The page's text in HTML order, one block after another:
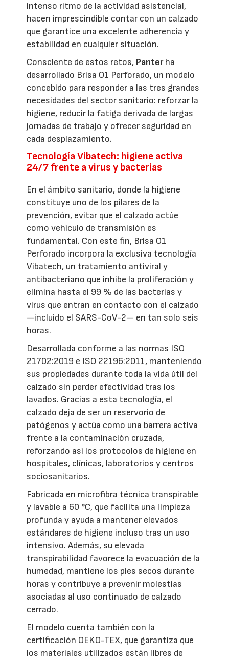
intenso ritmo de la actividad asistencial,
hacen imprescindible contar con un calzado
que garantice una excelente adherencia y
estabilidad en cualquier situación.
Consciente de estos retos, Panterha
desarrollado Brisa O1 Perforado, un modelo
concebido para responder a las tres grandes
necesidades del sector sanitario: reforzar la
higiene, reducir la fatiga derivada de largas
jornadas de trabajo y ofrecer seguridad en
cada desplazamiento.
Tecnología Vibatech: higiene activa
24/7 frente a virus y bacterias
En el ámbito sanitario, donde la higiene
constituye uno de los pilares de la
prevención, evitar que el calzado actúe
como vehículo de transmisión es
fundamental. Con este fin, Brisa O1
Perforado incorpora la exclusiva tecnología
Vibatech, un tratamiento antiviral y
antibacteriano que inhibe la proliferación y
elimina hasta el 99 % de las bacterias y
virus que entran en contacto con el calzado
—incluido el SARS-CoV-2— en tan solo seis
horas.
Desarrollada conforme a las normas ISO
21702:2019 e ISO 22196:2011, manteniendo
sus propiedades durante toda la vida útil del
calzado sin perder efectividad tras los
lavados. Gracias a esta tecnología, el
calzado deja de ser un reservorio de
patógenos y actúa como una barrera activa
frente a la contaminación cruzada,
reforzando así los protocolos de higiene en
hospitales, clínicas, laboratorios y centros
sociosanitarios.
Fabricada en microfibra técnica transpirable
y lavable a 60 °C, que facilita una limpieza
profunda y ayuda a mantener elevados
estándares de higiene incluso tras un uso
intensivo. Además, su elevada
transpirabilidad favorece la evacuación de la
humedad, mantiene los pies secos durante
horas y contribuye a prevenir molestias
asociadas al uso continuado de calzado
cerrado.
El modelo cuenta también con la
certificación OEKO-TEX, que garantiza que
los materiales utilizados están libres de